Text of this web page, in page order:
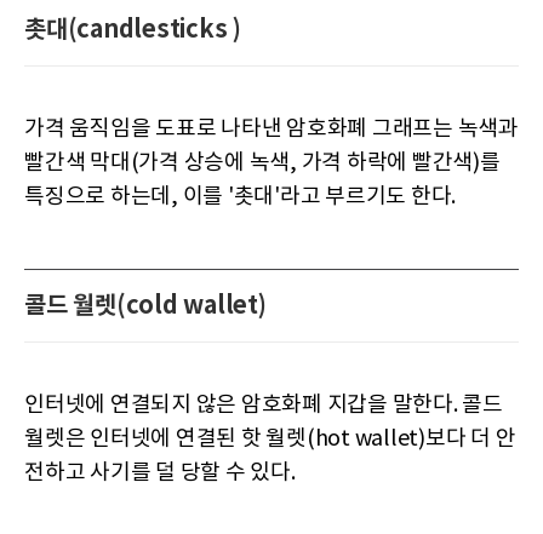
촛대(candlesticks )
가격 움직임을 도표로 나타낸 암호화폐 그래프는 녹색과
빨간색 막대(가격 상승에 녹색, 가격 하락에 빨간색)를
특징으로 하는데, 이를 '촛대'라고 부르기도 한다.
콜드 월렛(cold wallet)
인터넷에 연결되지 않은 암호화폐 지갑을 말한다. 콜드
월렛은 인터넷에 연결된 핫 월렛(hot wallet)보다 더 안
전하고 사기를 덜 당할 수 있다.